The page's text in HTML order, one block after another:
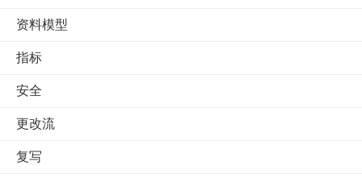
资料模型
指标
安全
更改流
复写